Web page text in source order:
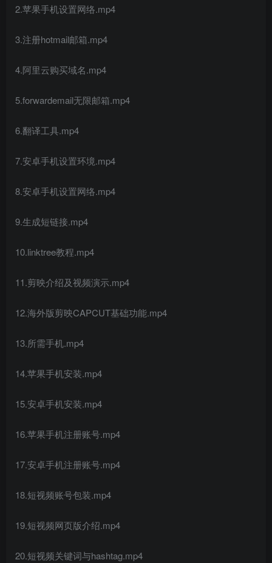
2.苹果手机设置网络.mp4
3.注册hotmail邮箱.mp4
4.阿里云购买域名.mp4
5.forwardemail无限邮箱.mp4
6.翻译工具.mp4
7.安卓手机设置环境.mp4
8.安卓手机设置网络.mp4
9.生成短链接.mp4
10.linktree教程.mp4
11.剪映介绍及视频演示.mp4
12.海外版剪映CAPCUT基础功能.mp4
13.所需手机.mp4
14.苹果手机安装.mp4
15.安卓手机安装.mp4
16.苹果手机注册账号.mp4
17.安卓手机注册账号.mp4
18.短视频账号包装.mp4
19.短视频网页版介绍.mp4
20.短视频关键词与hashtag.mp4